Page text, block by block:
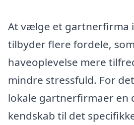
At vælge et gartnerfirma
tilbyder flere fordele,
haveoplevelse mere
mindre stressfuld. For
lokale gartnerfirmaer en
kendskab til det